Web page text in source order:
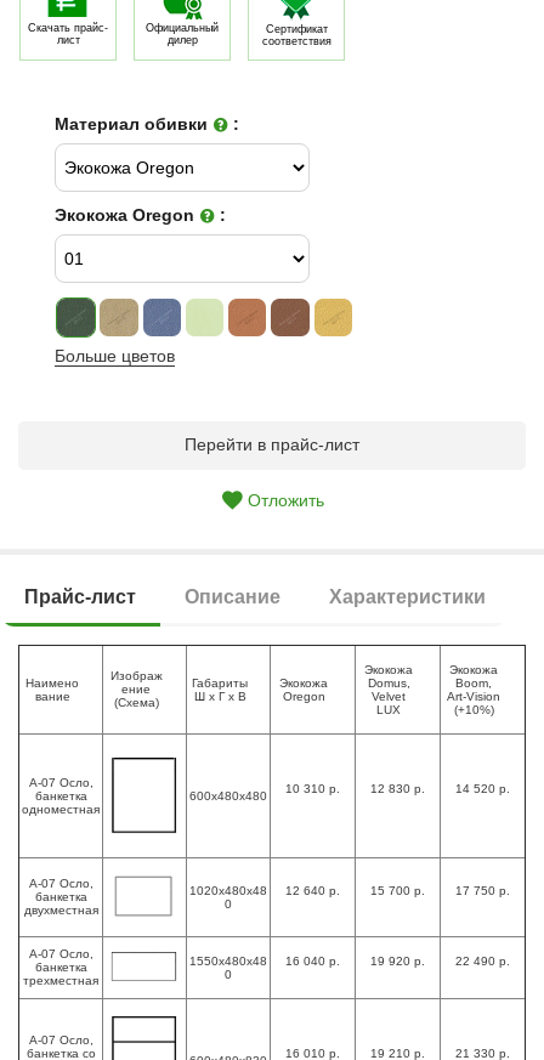
Скачать прайс-
лист
Официальный
дилер
Сертификат
соответствия
Материал обивки :
Экокожа Oregon :
Больше цветов
Перейти в прайс-лист
Отложить
Прайс-лист Описание Характеристики
Наимено
вание
Изображ
ение
(Схема)
Габариты
Ш х Г х В
Экокожа
Oregon
Экокожа
Domus,
Velvet
LUX
Экокожа
Boom,
Art-Vision
(+10%)
А-07 Осло,
банкетка
одноместная
600х480х480
10 310 р. 12 830 р. 14 520 р.
А-07 Осло,
банкетка
двухместная
1020х480х48
0
12 640 р. 15 700 р. 17 750 р.
А-07 Осло,
банкетка
трехместная
1550х480х48
0
16 040 р. 19 920 р. 22 490 р.
А-07 Осло,
банкетка со
16 010 р. 19 210 р. 21 330 р.